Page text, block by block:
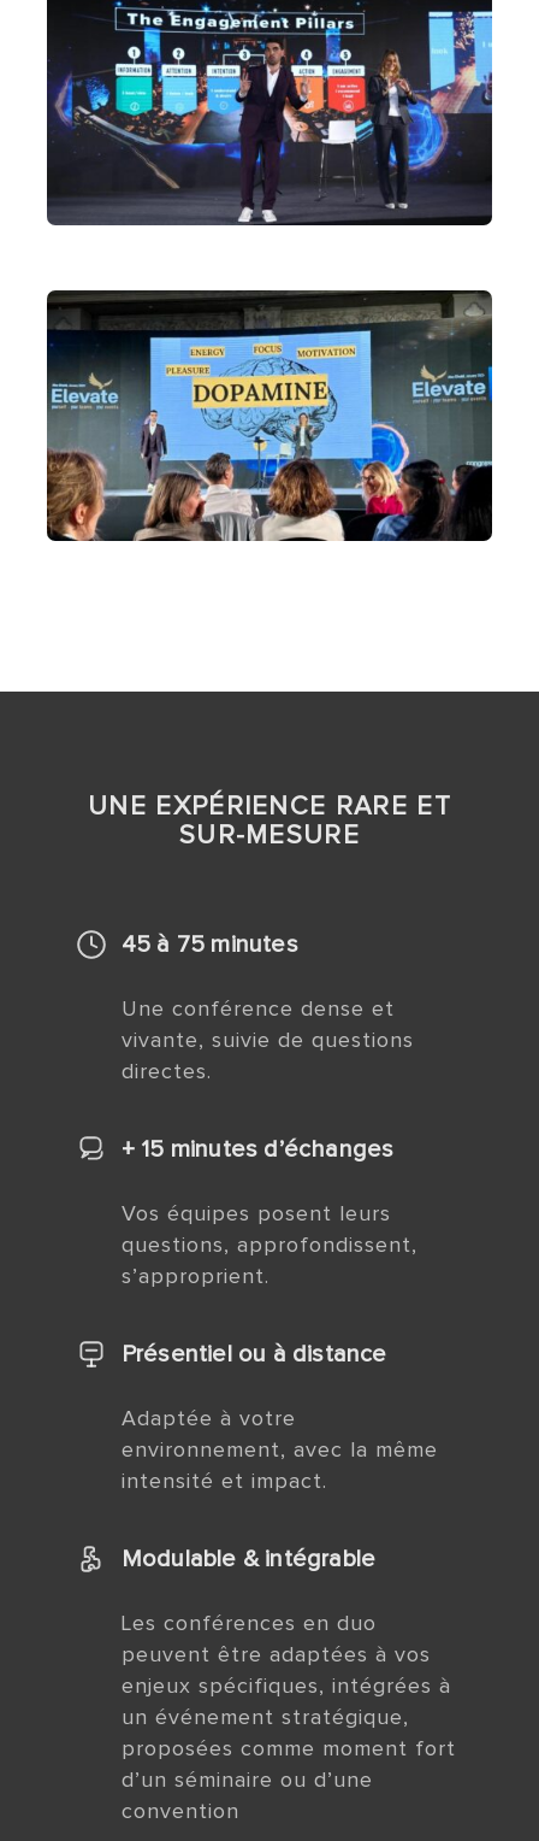
UNE EXPÉRIENCE RARE ET
SUR-MESURE
45 à 75 minutes
Une conférence dense et
vivante, suivie de questions
directes.
+ 15 minutes d’échanges
Vos équipes posent leurs
questions, approfondissent,
s’approprient.
Présentiel ou à distance
Adaptée à votre
environnement, avec la même
intensité et impact.
Modulable & intégrable
Les conférences en duo
peuvent être adaptées à vos
enjeux spécifiques, intégrées à
un événement stratégique,
proposées comme moment fort
d’un séminaire ou d’une
convention